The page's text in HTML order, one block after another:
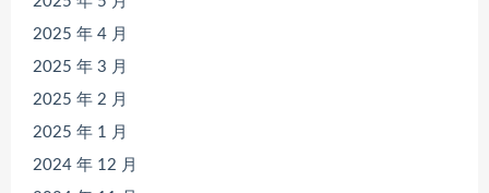
2025 年 4 月
2025 年 3 月
2025 年 2 月
2025 年 1 月
2024 年 12 月